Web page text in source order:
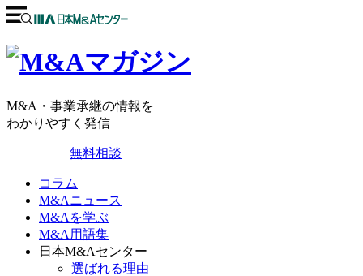
M&A・事業承継の情報を
わかりやすく発信
無料相談
コラム
M&Aニュース
M&Aを学ぶ
M&A用語集
日本M&Aセンター
選ばれる理由